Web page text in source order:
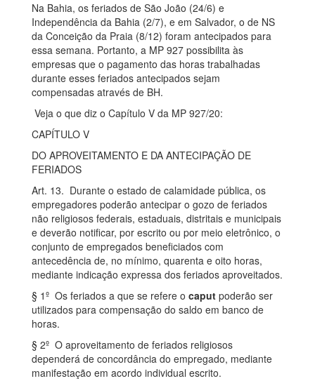
Na Bahia, os feriados de São João (24/6) e
Independência da Bahia (2/7), e em Salvador, o de NS
da Conceição da Praia (8/12) foram antecipados para
essa semana. Portanto, a MP 927 possibilita às
empresas que o pagamento das horas trabalhadas
durante esses feriados antecipados sejam
compensadas através de BH.
Veja o que diz o Capítulo V da MP 927/20:
CAPÍTULO V
DO APROVEITAMENTO E DA ANTECIPAÇÃO DE
FERIADOS
Art. 13. Durante o estado de calamidade pública, os
empregadores poderão antecipar o gozo de feriados
não religiosos federais, estaduais, distritais e municipais
e deverão notificar, por escrito ou por meio eletrônico, o
conjunto de empregados beneficiados com
antecedência de, no mínimo, quarenta e oito horas,
mediante indicação expressa dos feriados aproveitados.
§ 1º Os feriados a que se refere o caput poderão ser
utilizados para compensação do saldo em banco de
horas.
§ 2º O aproveitamento de feriados religiosos
dependerá de concordância do empregado, mediante
manifestação em acordo individual escrito.